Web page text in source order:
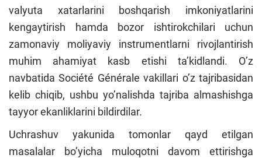
valyuta xatarlarini boshqarish imkoniyatlarini
kengaytirish hamda bozor ishtirokchilari uchun
zamonaviy moliyaviy instrumentlarni rivojlantirish
muhim ahamiyat kasb etishi ta’kidlandi. O’z
navbatida Société Générale vakillari o’z tajribasidan
kelib chiqib, ushbu yo’nalishda tajriba almashishga
tayyor ekanliklarini bildirdilar.
Uchrashuv yakunida tomonlar qayd etilgan
masalalar bo’yicha muloqotni davom ettirishga